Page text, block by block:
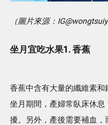
（圖片來源：
坐月宜吃水果1. 香蕉
香蕉中含有大量的纖維素和
坐月期間，產婦常臥床休
擾。另外，產後需要補血